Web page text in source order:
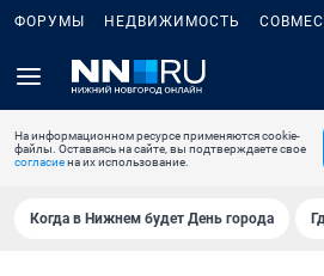
ФОРУМЫ НЕДВИЖИМОСТЬ
На информационном ресурсе применяются cookie-
файлы. Оставаясь на сайте, вы подтверждаете свое
согласиена их использование.
Когда в Нижнем будет День города